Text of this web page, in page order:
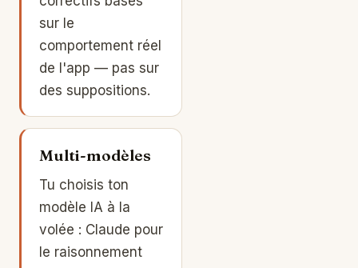
sur le
comportement réel
de l'app — pas sur
des suppositions.
Multi-modèles
Tu choisis ton
modèle IA à la
volée : Claude pour
le raisonnement